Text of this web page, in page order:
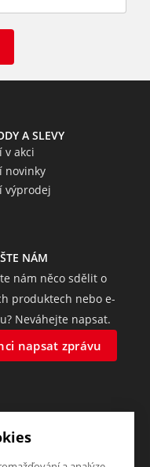
A SLEVY
v akci
novinky
výprodej
NÁM
nám něco sdělit o
produktech nebo e-
Neváhejte napsat.
napsat zprávu